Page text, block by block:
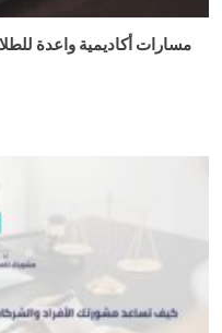
مسارات أكاديمية واعدة